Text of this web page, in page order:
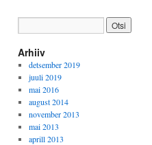
Arhiiv
detsember 2019
juuli 2019
mai 2016
august 2014
november 2013
mai 2013
aprill 2013